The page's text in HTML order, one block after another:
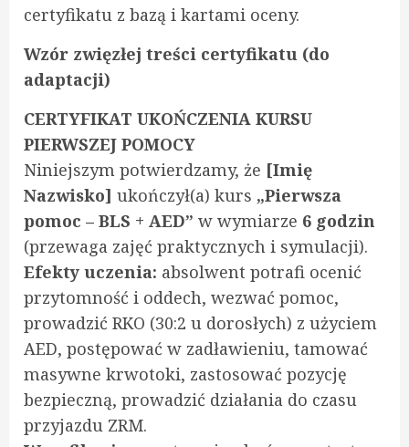
certyfikatu z bazą i kartami oceny.
Wzór zwięzłej treści certyfikatu (do
adaptacji)
CERTYFIKAT UKOŃCZENIA KURSU
PIERWSZEJ POMOCY
Niniejszym potwierdzamy, że [Imię
Nazwisko] ukończył(a) kurs „Pierwsza
pomoc – BLS + AED” w wymiarze 6 godzin
(przewaga zajęć praktycznych i symulacji).
Efekty uczenia: absolwent potrafi ocenić
przytomność i oddech, wezwać pomoc,
prowadzić RKO (30:2 u dorosłych) z użyciem
AED, postępować w zadławieniu, tamować
masywne krwotoki, zastosować pozycję
bezpieczną, prowadzić działania do czasu
przyjazdu ZRM.